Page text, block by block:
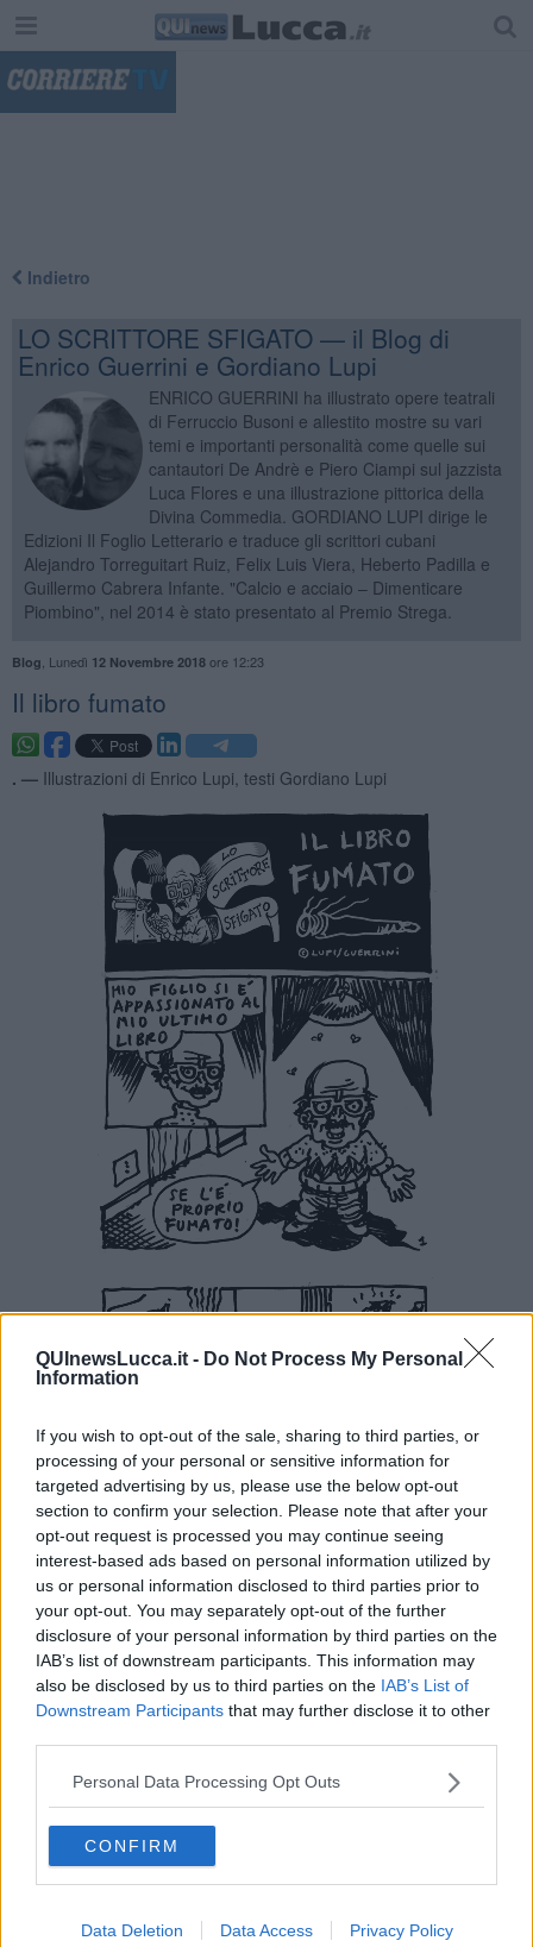
QUInewsLucca.it - Do Not Process My Personal
Information
If you wish to opt-out of the sale, sharing to third parties, or
processing of your personal or sensitive information for
targeted advertising by us, please use the below opt-out
section to confirm your selection. Please note that after your
opt-out request is processed you may continue seeing
interest-based ads based on personal information utilized by
us or personal information disclosed to third parties prior to
your opt-out. You may separately opt-out of the further
disclosure of your personal information by third parties on the
IAB’s list of downstream participants. This information may
also be disclosed by us to third parties on the IAB’s List of
Downstream Participants that may further disclose it to other
Personal Data Processing Opt Outs
CONFIRM
Data Deletion Data Access Privacy Policy
Indietro
LO SCRITTORE SFIGATO — il Blog di
Enrico Guerrini e Gordiano Lupi
ENRICO GUERRINI ha illustrato opere teatrali
di Ferruccio Busoni e allestito mostre su vari
temi e importanti personalità come quelle sui
cantautori De Andrè e Piero Ciampi sul jazzista
Luca Flores e una illustrazione pittorica della
Divina Commedia. GORDIANO LUPI dirige le
Edizioni Il Foglio Letterario e traduce gli scrittori cubani
Alejandro Torreguitart Ruiz, Felix Luis Viera, Heberto Padilla e
Guillermo Cabrera Infante. "Calcio e acciaio – Dimenticare
Piombino", nel 2014 è stato presentato al Premio Strega.
Blog Lunedì 12 Novembre 2018ore 12:23
Il libro fumato
. — Illustrazioni di Enrico Lupi, testi Gordiano Lupi
Enrico Guerrini e Gordiano Lupi